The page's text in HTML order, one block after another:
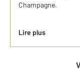
Champagne.
Lire plus